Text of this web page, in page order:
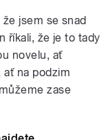
jsem se snad
říkali, že je to tady
novelu, ať
ať na podzim
zase